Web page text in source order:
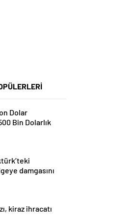
Dolar
Bin Dolarlık
damgasını
kiraz ihracatı